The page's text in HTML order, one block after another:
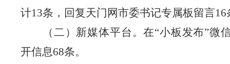
计13条，回复天门网市委书记专属板留言16
（二）新媒体平台。在“小板发布”微
开信息68条。